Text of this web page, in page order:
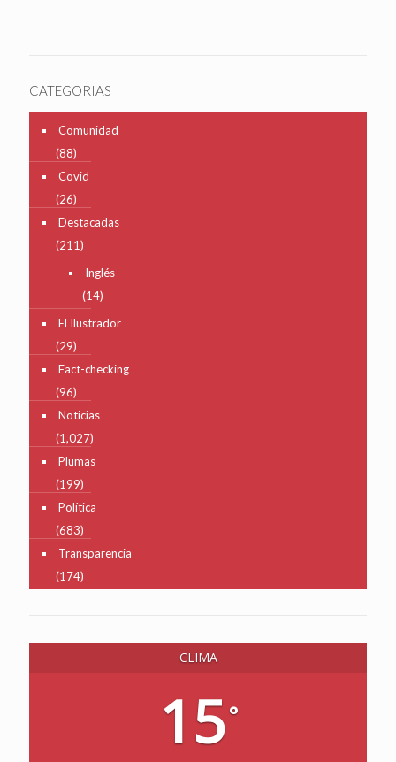
CATEGORIAS
Comunidad
(88)
Covid
(26)
Destacadas
(211)
Inglés
(14)
El Ilustrador
(29)
Fact-checking
(96)
Noticias
(1,027)
Plumas
(199)
Política
(683)
Transparencia
(174)
CLIMA
15°